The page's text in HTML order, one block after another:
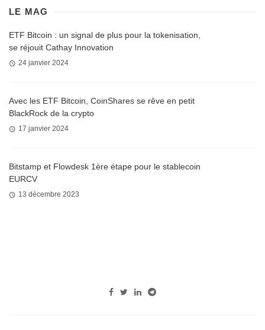
LE MAG
ETF Bitcoin : un signal de plus pour la tokenisation,
se réjouit Cathay Innovation
24 janvier 2024
Avec les ETF Bitcoin, CoinShares se rêve en petit
BlackRock de la crypto
17 janvier 2024
Bitstamp et Flowdesk 1ère étape pour le stablecoin
EURCV
13 décembre 2023